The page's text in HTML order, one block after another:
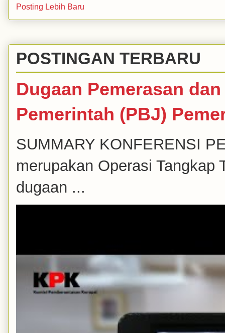
Posting Lebih Baru
POSTINGAN TERBARU
Dugaan Pemerasan
Pemerintah (PBJ)
SUMMARY KONFERENSI
merupakan Operasi Tangkap
dugaan ...